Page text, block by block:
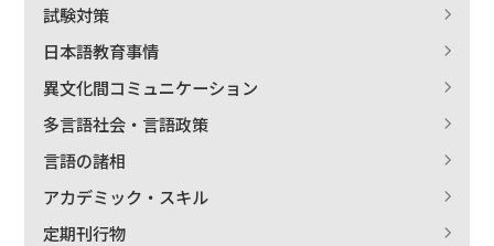
試験対策
日本語教育事情
異文化間コミュニケーション
多言語社会・言語政策
言語の諸相
アカデミック・スキル
定期刊行物